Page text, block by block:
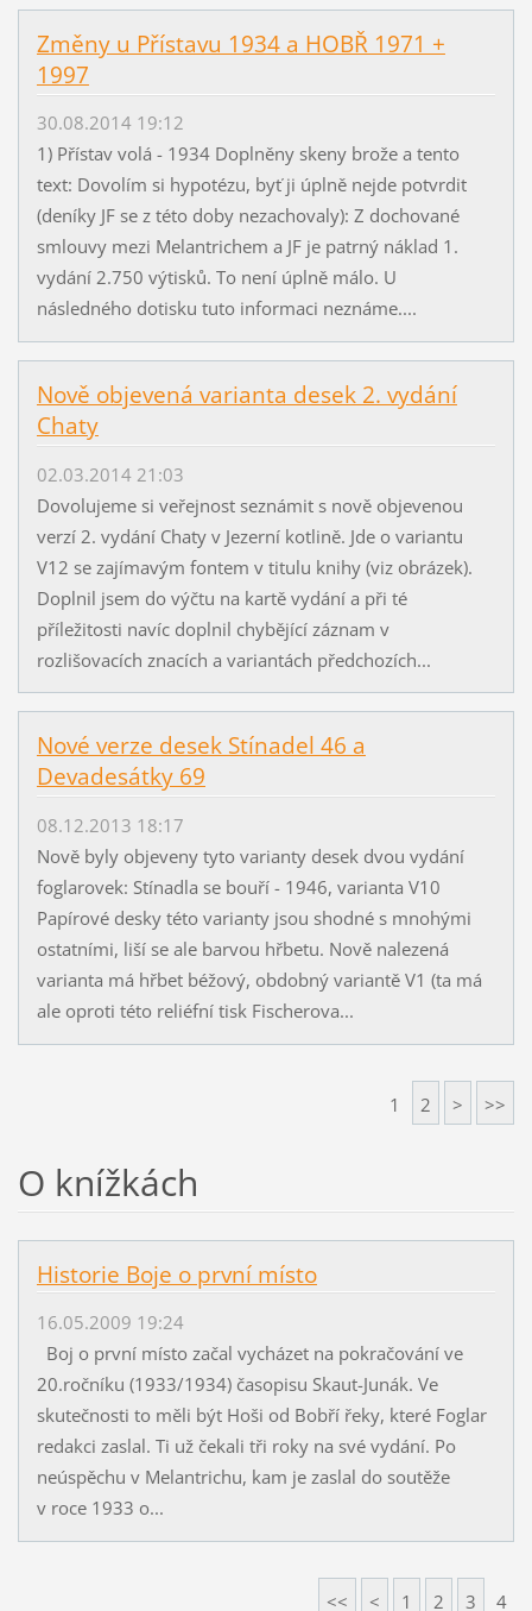
Změny u Přístavu 1934 a HOBŘ 1971 +
1997
30.08.2014 19:12
1) Přístav volá - 1934 Doplněny skeny brože a tento
text: Dovolím si hypotézu, byť ji úplně nejde potvrdit
(deníky JF se z této doby nezachovaly): Z dochované
smlouvy mezi Melantrichem a JF je patrný náklad 1.
vydání 2.750 výtisků. To není úplně málo. U
následného dotisku tuto informaci neznáme....
Nově objevená varianta desek 2. vydání
Chaty
02.03.2014 21:03
Dovolujeme si veřejnost seznámit s nově objevenou
verzí 2. vydání Chaty v Jezerní kotlině. Jde o variantu
V12 se zajímavým fontem v titulu knihy (viz obrázek).
Doplnil jsem do výčtu na kartě vydání a při té
příležitosti navíc doplnil chybějící záznam v
rozlišovacích znacích a variantách předchozích...
Nové verze desek Stínadel 46 a
Devadesátky 69
08.12.2013 18:17
Nově byly objeveny tyto varianty desek dvou vydání
foglarovek: Stínadla se bouří - 1946, varianta V10
Papírové desky této varianty jsou shodné s mnohými
ostatními, liší se ale barvou hřbetu. Nově nalezená
varianta má hřbet béžový, obdobný variantě V1 (ta má
ale oproti této reliéfní tisk Fischerova...
1 2 > >>
O knížkách
Historie Boje o první místo
16.05.2009 19:24
Boj o první místo začal vycházet na pokračování ve
20.ročníku (1933/1934) časopisu Skaut-Junák. Ve
skutečnosti to měli být Hoši od Bobří řeky, které Foglar
redakci zaslal. Ti už čekali tři roky na své vydání. Po
neúspěchu v Melantrichu, kam je zaslal do soutěže
v roce 1933 o...
<< < 1 2 3 4